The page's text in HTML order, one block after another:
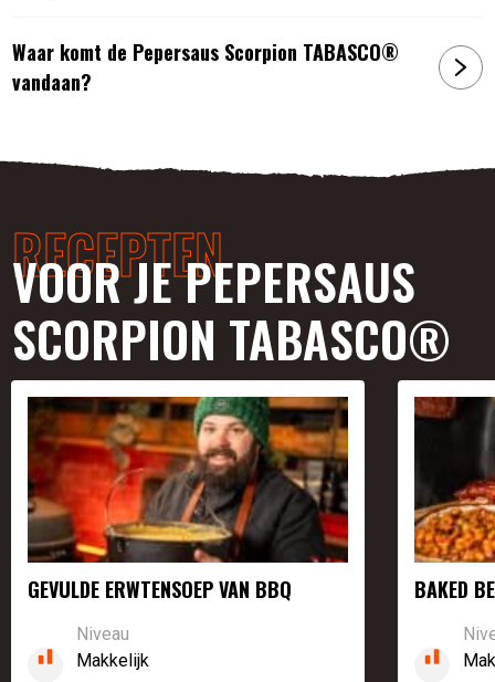
Waar komt de Pepersaus Scorpion TABASCO®
vandaan?
RECEPTEN
VOOR JE PEPERSAUS
SCORPION TABASCO®
GEVULDE ERWTENSOEP VAN BBQ
Niveau
Makkelijk
BAKED